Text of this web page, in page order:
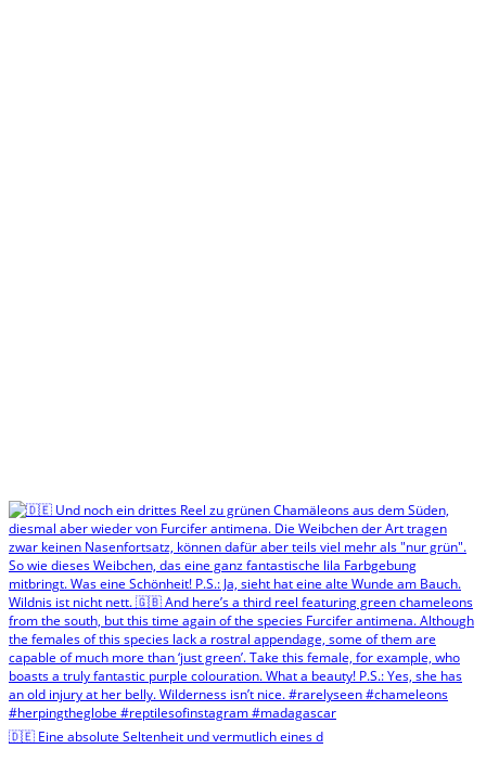
🇩🇪 Eine absolute Seltenheit und vermutlich eines d